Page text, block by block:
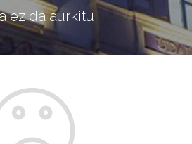
ez da aurkitu